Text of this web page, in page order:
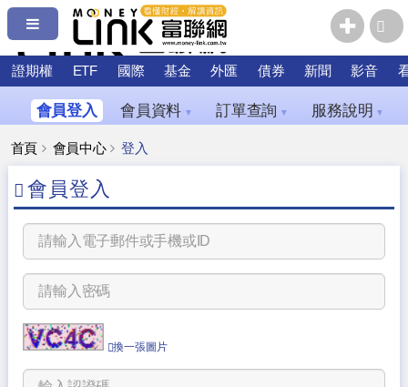
證期權 ETF 國際 基金 外匯 債券 新聞 影音
會員登入 會員資料 ▼ 訂單查詢 ▼ 服務說明 ▼
首頁 會員中心 登入
會員登入
換一張圖片